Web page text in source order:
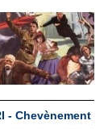
- Chevènement